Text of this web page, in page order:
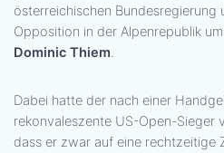
österreichischen Bundesregierung
Opposition in der Alpenrepublik
Dominic Thiem.
Dabei hatte der nach einer
rekonvaleszente US-Open-Sieger
dass er zwar auf eine rechtzeitige